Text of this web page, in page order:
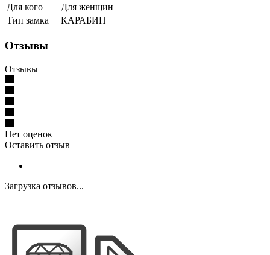
Для кого
Для женщин
Тип замка
КАРАБИН
Отзывы
Отзывы
Нет оценок
Оставить отзыв
Загрузка отзывов...